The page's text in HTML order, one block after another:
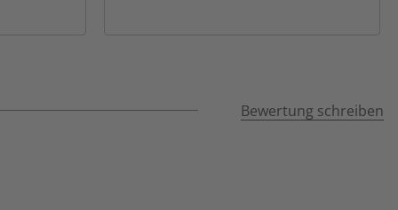
Bewertung schreiben